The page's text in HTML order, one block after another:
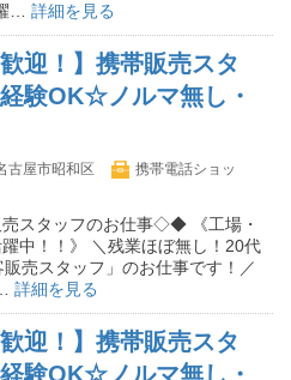
… 詳細を見る
迎！】携帯販売スタ
験OK☆ノルマ無し・
古屋市昭和区
携帯電話ショッ
スタッフのお仕事◇◆ 《工場・
中！！》 ＼残業ほぼ無し！20代
売スタッフ」のお仕事です！／
詳細を見る
迎！】携帯販売スタ
験OK☆ノルマ無し・